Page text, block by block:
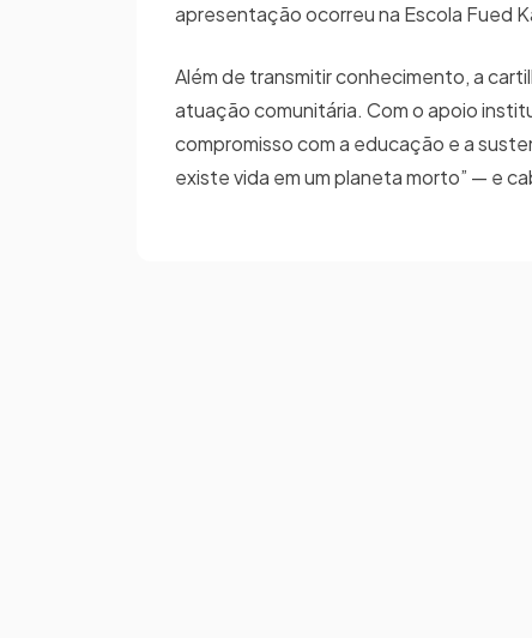
apresentação ocorreu na Escola Fued
Além de transmitir conhecimento, a
atuação comunitária. Com o apoio
compromisso com a educação e a
existe vida em um planeta morto” — e